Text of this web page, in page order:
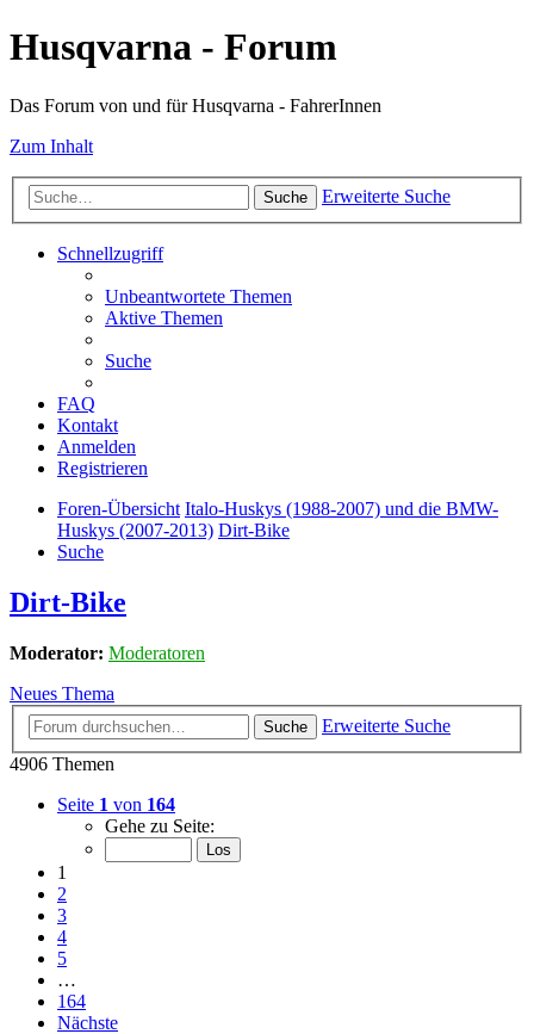
Husqvarna - Forum
Das Forum von und für Husqvarna - FahrerInnen
Zum Inhalt
Suche Erweiterte Suche
Schnellzugriff
Unbeantwortete Themen
Aktive Themen
Suche
FAQ
Kontakt
Anmelden
Registrieren
Foren-Übersicht Italo-Huskys (1988-2007) und die BMW-
Huskys (2007-2013) Dirt-Bike
Suche
Dirt-Bike
Moderator: Moderatoren
Neues Thema
Suche
Erweiterte Suche
4906 Themen
Seite 1 von 164
Gehe zu Seite:
1
2
3
4
5
…
164
Nächste